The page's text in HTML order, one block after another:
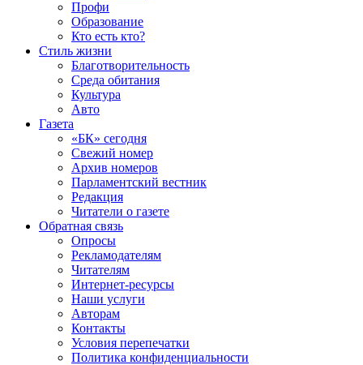
Профи
Образование
Кто есть кто?
Стиль жизни
Благотворительность
Среда обитания
Культура
Авто
Газета
«БК» сегодня
Свежий номер
Архив номеров
Парламентский вестник
Редакция
Читатели о газете
Обратная связь
Опросы
Рекламодателям
Читателям
Интернет-ресурсы
Наши услуги
Авторам
Контакты
Условия перепечатки
Политика конфиденциальности